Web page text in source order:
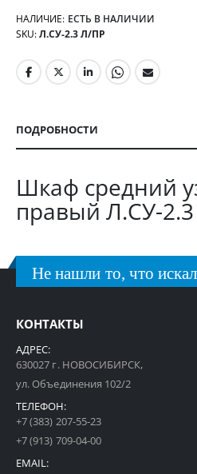
НАЛИЧИЕ: ЕСТЬ В НАЛИЧИИ
SKU Л.СУ-2.3 Л/ПР
ПОДРОБНОСТИ
Шкаф средний
правый Л.СУ-
Не нашли то, что
КОНТАКТЫ
АДРЕС:
630027 г. НОВОСИБИРСК,
ул. Объединения 102/2
ТЕЛЕФОН:
+7 (383) 207-55-23
+7 (913) 709-04-00
EMAIL: